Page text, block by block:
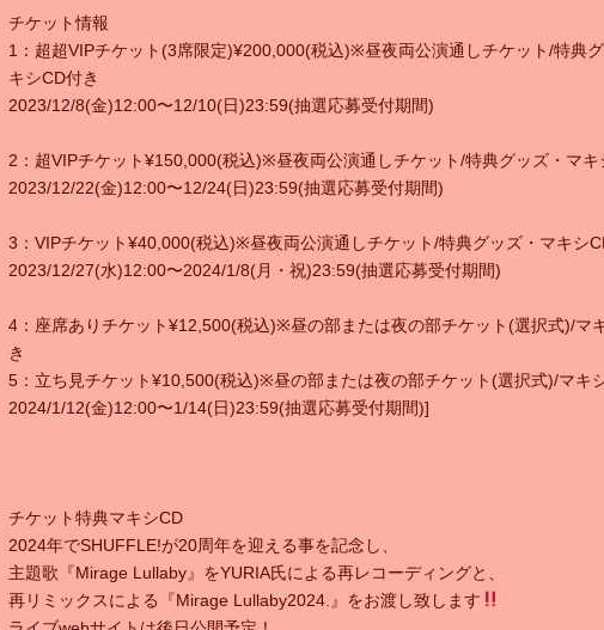
チケット情報
1：超超VIPチケット(3席限定)¥200,000(税込)※昼夜両公演通しチケット/特典
キシCD付き
2023/12/8(金)12:00〜12/10(日)23:59(抽選応募受付期間)
2：超VIPチケット¥150,000(税込)※昼夜両公演通しチケット/特典グッズ・マキ
2023/12/22(金)12:00〜12/24(日)23:59(抽選応募受付期間)
3：VIPチケット¥40,000(税込)※昼夜両公演通しチケット/特典グッズ・マキシ
2023/12/27(水)12:00〜2024/1/8(月・祝)23:59(抽選応募受付期間)
4：座席ありチケット¥12,500(税込)※昼の部または夜の部チケット(選択式)/マ
き
5：立ち見チケット¥10,500(税込)※昼の部または夜の部チケット(選択式)/マキ
2024/1/12(金)12:00〜1/14(日)23:59(抽選応募受付期間)]
チケット特典マキシCD
2024年でSHUFFLE!が20周年を迎える事を記念し、
主題歌『Mirage Lullaby』をYURIA氏による再レコーディングと、
再リミックスによる『Mirage Lullaby2024.』をお渡し致します